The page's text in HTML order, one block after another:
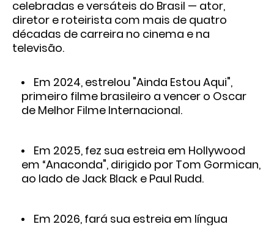
celebradas e versáteis do Brasil — ator,
diretor e roteirista com mais de quatro
décadas de carreira no cinema e na
televisão.
Em 2024, estrelou "Ainda Estou Aqui",
primeiro filme brasileiro a vencer o Oscar
de Melhor Filme Internacional.
Em 2025, fez sua estreia em Hollywood
em “Anaconda", dirigido por Tom Gormican,
ao lado de Jack Black e Paul Rudd.
Em 2026, fará sua estreia em língua